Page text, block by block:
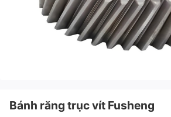
Bánh răng trục vít Fusheng